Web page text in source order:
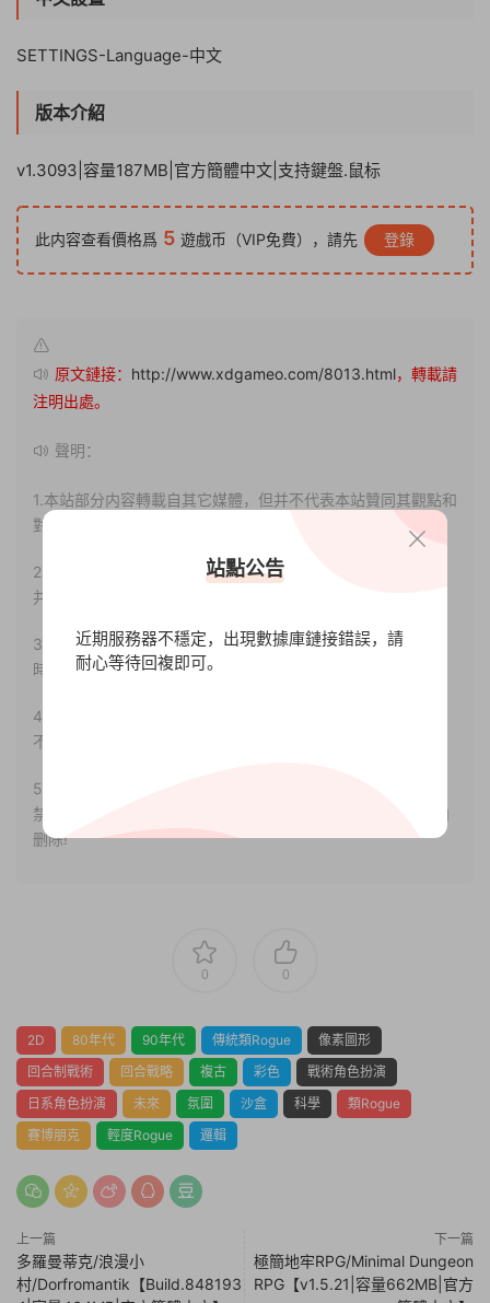
SETTINGS-Language-中文
版本介紹
v1.3093|容量187MB|官方簡體中文|支持鍵盤.鼠标
此内容查看價格爲 5 遊戲币（VIP免費），請先 登錄
原文鏈接： http://www.xdgameo.com/8013.html，轉載請
注明出處。
聲明：
1.本站部分内容轉載自其它媒體，但并不代表本站贊同其觀點和
對其真實性負責。
2.若您需要商業運營或用于其他商業活動，請您購買正版授權
并合法使用。
3.如果本站有侵犯、不妥之處的資源，請聯系我們。将會第一
時間解決！
4.本站部分内容均由互聯網收集整理，僅供大家參考、學習，
不存在任何商業目的與商業用途。
5.本站提供的所有資源僅供參考學習使用，版權歸原著所有，
禁止下載本站資源參與任何商業和非法行爲，請于24小時之内
删除!
0 0
2D 80年代 90年代 傳統類Rogue
像素圖形
回合制戰術
回合戰略 複古 彩色
戰術角色扮演
日系角色扮演
未來 氛圍 沙盒 科學
類Rogue
賽博朋克
輕度Rogue 邏輯
上一篇
多羅曼蒂克/浪漫小
村/Dorfromantik【Build.848193
下一篇
極簡地牢RPG/Minimal Dungeon
RPG【v1.5.21|容量662MB|官方
站點公告
近期服務器不穩定，出現數據庫鏈接錯誤，請
耐心等待回複即可。